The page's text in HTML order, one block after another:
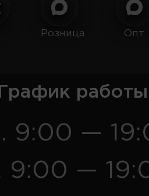
Розница Опт
График
9:00 —
9:00 —